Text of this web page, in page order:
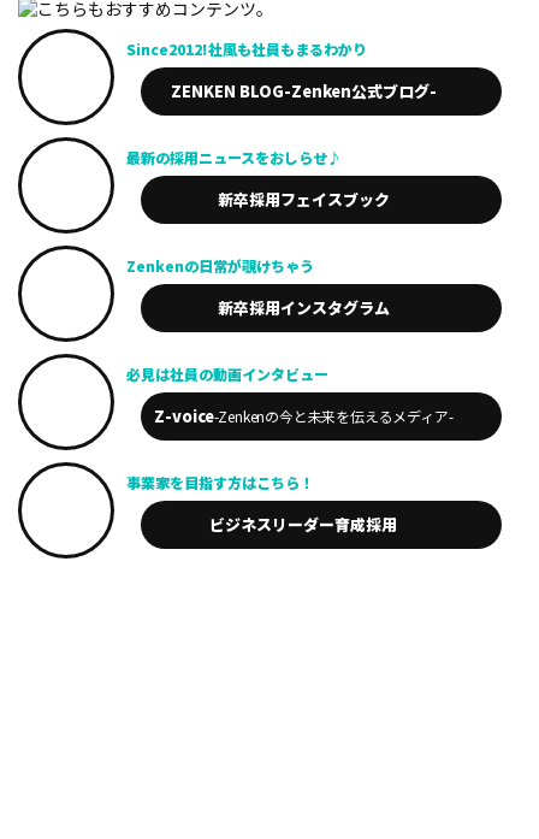
Since2012!社風も社員もまるわかり
ZENKEN BLOG-Zenken公式ブログ-
最新の採用ニュースをおしらせ♪
新卒採用フェイスブック
Zenkenの日常が覗けちゃう
新卒採用インスタグラム
必見は社員の動画インタビュー
Z-voice-Zenkenの今と未来を伝えるメディア-
事業家を目指す方はこちら！
ビジネスリーダー育成採用